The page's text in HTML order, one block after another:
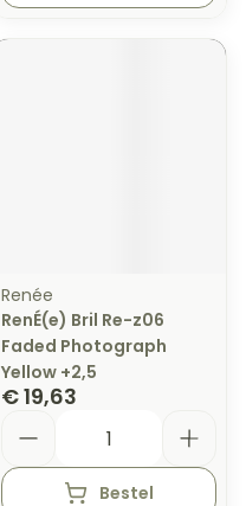
Renée
RenÉ(e) Bril Re-z06
Faded Photograph
Yellow +2,5
€ 19,63
Bestel